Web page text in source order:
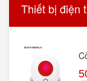
Thiết bị điện